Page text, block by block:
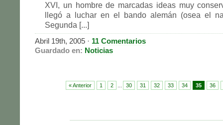
XVI, un hombre de marcadas ideas muy
llegó a luchar en el bando alemán (osea el
Segunda [...]
Abril 19th, 2005 · 11 Comentarios
Guardado en: Noticias
« Anterior 1 2 30 31 32 33 34 35 36